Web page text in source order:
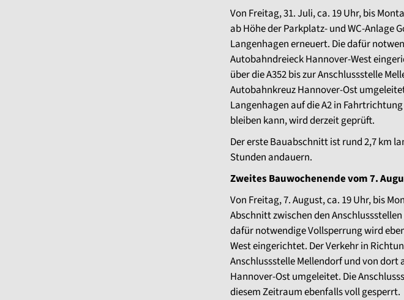
Von Freitag, 31. Juli, ca. 19 Uhr, bis
ab Höhe der Parkplatz- und WC-Anlage
Langenhagen erneuert. Die dafür
Autobahndreieck Hannover-West
über die A352 bis zur Anschlussstelle
Autobahnkreuz Hannover-Ost
Langenhagen auf die A2 in
bleiben kann, wird derzeit geprüft.
Der erste Bauabschnitt ist rund 2,7 km
Stunden andauern.
Zweites Bauwochenende vom 7.
Von Freitag, 7. August, ca. 19 Uhr, bis
Abschnitt zwischen den
dafür notwendige Vollsperrung wird
West eingerichtet. Der Verkehr in
Anschlussstelle Mellendorf und von dort
Hannover-Ost umgeleitet. Die
diesem Zeitraum ebenfalls voll gesperrt.